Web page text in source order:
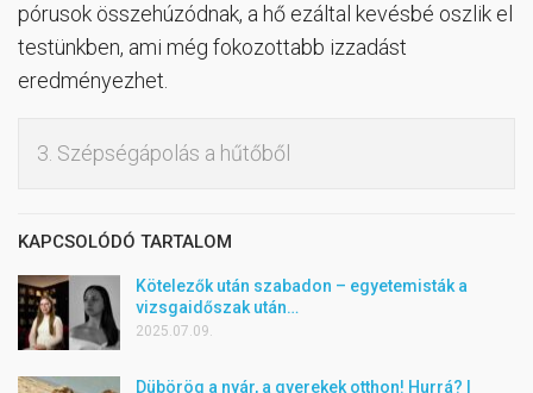
pórusok összehúzódnak, a hő ezáltal kevésbé oszlik el
testünkben, ami még fokozottabb izzadást
eredményezhet.
3. Szépségápolás a hűtőből
KAPCSOLÓDÓ TARTALOM
Kötelezők után szabadon – egyetemisták a
vizsgaidőszak után…
2025.07.09.
Dübörög a nyár, a gyerekek otthon! Hurrá? |